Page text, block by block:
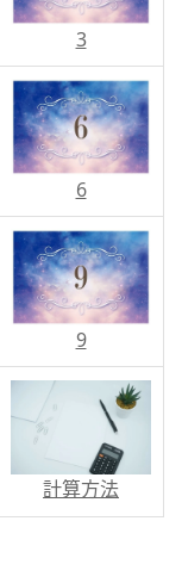
3
6
9
計算方法